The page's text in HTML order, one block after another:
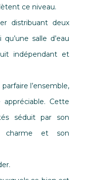
ce niveau.
distribuant deux
salle d’eau
indépendant et
l’ensemble,
Cette
séduit par son
charme et son